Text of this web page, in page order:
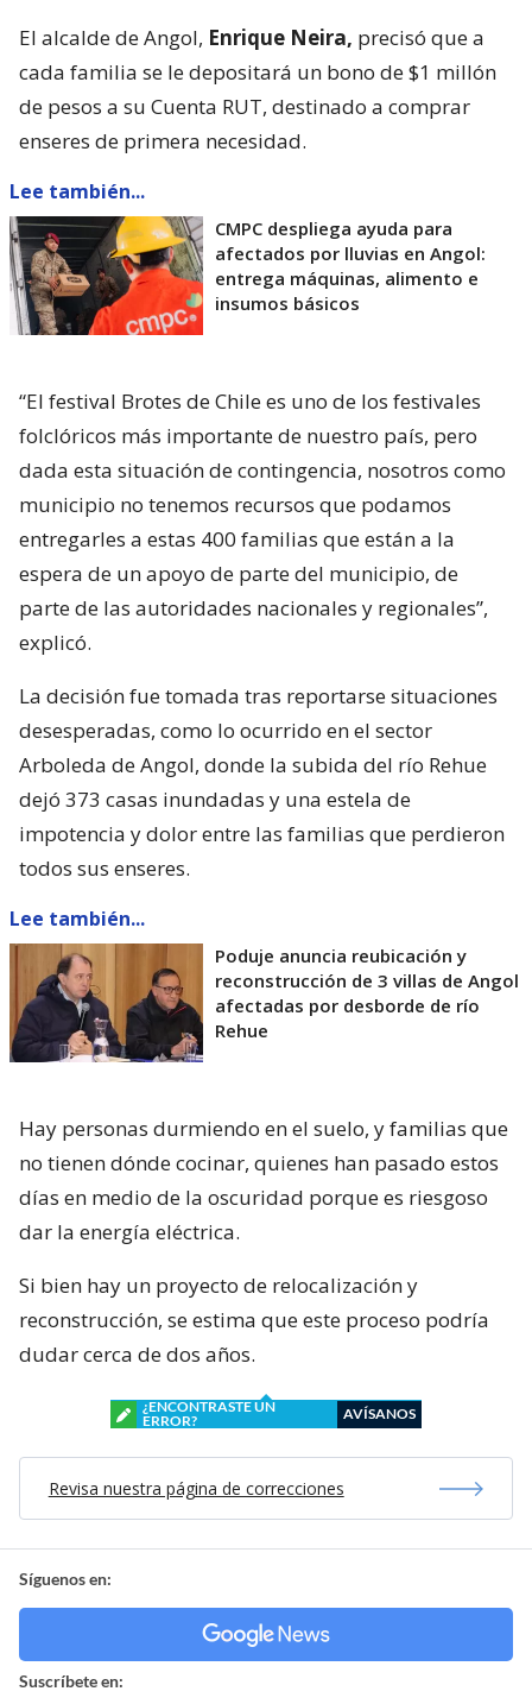
El alcalde de Angol, Enrique Neira, precisó que a
cada familia se le depositará un bono de $1 millón
de pesos a su Cuenta RUT, destinado a comprar
enseres de primera necesidad.
Lee también...
CMPC despliega ayuda para
afectados por lluvias en Angol:
entrega máquinas, alimento e
insumos básicos
“El festival Brotes de Chile es uno de los festivales
folclóricos más importante de nuestro país, pero
dada esta situación de contingencia, nosotros como
municipio no tenemos recursos que podamos
entregarles a estas 400 familias que están a la
espera de un apoyo de parte del municipio, de
parte de las autoridades nacionales y regionales”,
explicó.
La decisión fue tomada tras reportarse situaciones
desesperadas, como lo ocurrido en el sector
Arboleda de Angol, donde la subida del río Rehue
dejó 373 casas inundadas y una estela de
impotencia y dolor entre las familias que perdieron
todos sus enseres.
Lee también...
Poduje anuncia reubicación y
reconstrucción de 3 villas de Angol
afectadas por desborde de río
Rehue
Hay personas durmiendo en el suelo, y familias que
no tienen dónde cocinar, quienes han pasado estos
días en medio de la oscuridad porque es riesgoso
dar la energía eléctrica.
Si bien hay un proyecto de relocalización y
reconstrucción, se estima que este proceso podría
dudar cerca de dos años.
¿ENCONTRASTE UN
ERROR?
AVÍSANOS
Revisa nuestra página de correcciones
Síguenos en:
Suscríbete en: